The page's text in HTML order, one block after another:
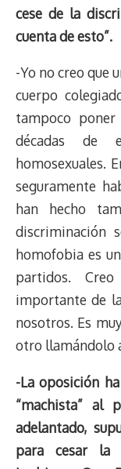
cese de la
cuenta de esto”.
-Yo no creo que
cuerpo
tampoco
décadas de
homosexuales.
seguramente
han hecho
discriminación
homofobia es
partidos.
importante de
nosotros. Es
otro llamándolo
-La oposición
“machista” al
adelantado,
para cesar la